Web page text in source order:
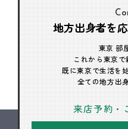
地方出身者を
東京 部
これから東京で
既に東京で生活を
全ての地方出
来店予約・